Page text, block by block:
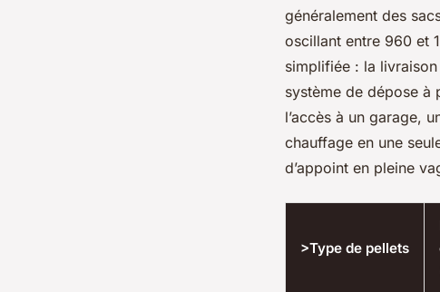
généralement des
oscillant entre 960 et
simplifiée : la
système de dépose à
l’accès à un garage,
chauffage en une
d’appoint en pleine
>Type de pellets